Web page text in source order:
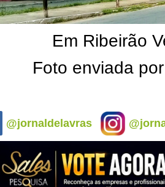
Em Ribeirão
Foto enviada
@jornaldelavras